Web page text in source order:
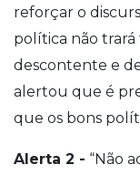
reforçar o
política não trará
descontente e
alertou que é
que os bons
Alerta 2 - “Não